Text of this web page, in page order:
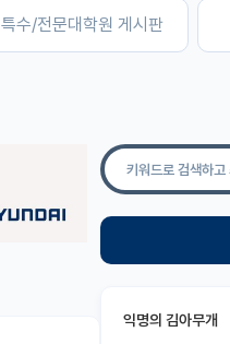
특수/전문대학원 게시판
익명의 김아무개